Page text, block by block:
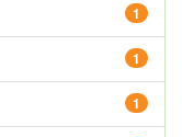
1
1
1